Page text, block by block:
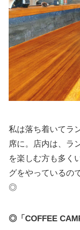
私は落ち着いてラ
席に。店内は、ラ
を楽しむ方も多く
グをやっているの
◎
◎「COFFEE